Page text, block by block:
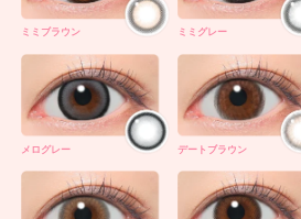
ミミブラウン ミミグレー
メログレー デートブラウン